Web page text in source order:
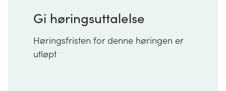
Gi høringsuttalelse
Høringsfristen for denne høringen er
utløpt